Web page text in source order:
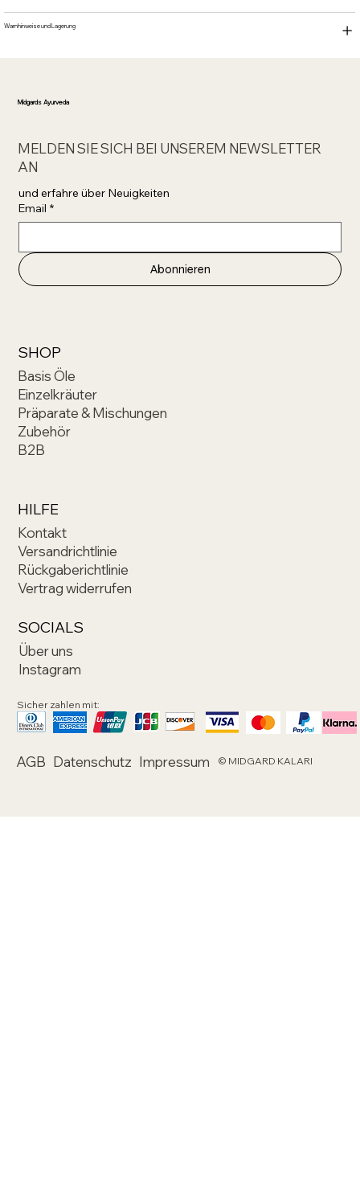
Warnhinweise und Lagerung
SOCIALS
Über uns
Instagram
HILFE
Kontakt
Versandrichtlinie
Rückgaberichtlinie
Vertrag widerrufen
SHOP
Basis Öle
Einzelkräuter
Präparate & Mischungen
Zubehör
B2B
Midgards Ayurveda
MELDEN SIE SICH BEI UNSEREM NEWSLETTER
AN
Email *
Abonnieren
Sicher zahlen mit:
AGB Datenschutz Impressum © MIDGARD KALARI